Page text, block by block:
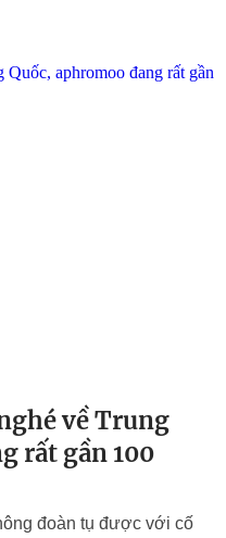
về Trung
rất gần 100
đoàn tụ được với cố